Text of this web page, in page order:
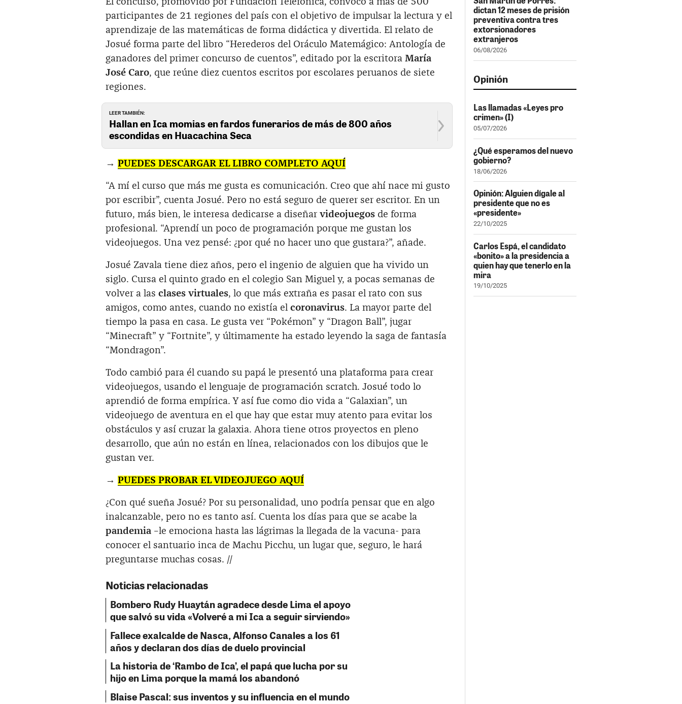
participantes de 21 regiones del país con el objetivo de impulsar la lectura y el
aprendizaje de las matemáticas de forma didáctica y divertida. El relato de
Josué forma parte del libro “Herederos del Oráculo Matemágico: Antología de
ganadores del primer concurso de cuentos”, editado por la escritora María
José Caro, que reúne diez cuentos escritos por escolares peruanos de siete
regiones.
LEER TAMBIÉN:
Hallan en Ica momias en fardos funerarios de más de 800 años
escondidas en Huacachina Seca
→ PUEDES DESCARGAR EL LIBRO COMPLETO AQUÍ
“A mí el curso que más me gusta es comunicación. Creo que ahí nace mi gusto
por escribir”, cuenta Josué. Pero no está seguro de querer ser escritor. En un
futuro, más bien, le interesa dedicarse a diseñar videojuegos de forma
profesional. “Aprendí un poco de programación porque me gustan los
videojuegos. Una vez pensé: ¿por qué no hacer uno que gustara?”, añade.
Josué Zavala tiene diez años, pero el ingenio de alguien que ha vivido un
siglo. Cursa el quinto grado en el colegio San Miguel y, a pocas semanas de
volver a las clases virtuales, lo que más extraña es pasar el rato con sus
amigos, como antes, cuando no existía el coronavirus. La mayor parte del
tiempo la pasa en casa. Le gusta ver “Pokémon” y “Dragon Ball”, jugar
“Minecraft” y “Fortnite”, y últimamente ha estado leyendo la saga de fantasía
“Mondragon”.
Todo cambió para él cuando su papá le presentó una plataforma para crear
videojuegos, usando el lenguaje de programación scratch. Josué todo lo
aprendió de forma empírica. Y así fue como dio vida a “Galaxian”, un
videojuego de aventura en el que hay que estar muy atento para evitar los
obstáculos y así cruzar la galaxia. Ahora tiene otros proyectos en pleno
desarrollo, que aún no están en línea, relacionados con los dibujos que le
gustan ver.
→ PUEDES PROBAR EL VIDEOJUEGO AQUÍ
¿Con qué sueña Josué? Por su personalidad, uno podría pensar que en algo
inalcanzable, pero no es tanto así. Cuenta los días para que se acabe la
pandemia –le emociona hasta las lágrimas la llegada de la vacuna- para
conocer el santuario inca de Machu Picchu, un lugar que, seguro, le hará
preguntarse muchas cosas. //
Noticias relacionadas
Bombero Rudy Huaytán agradece desde Lima el apoyo
que salvó su vida «Volveré a mi Ica a seguir sirviendo»
Fallece exalcalde de Nasca, Alfonso Canales a los 61
años y declaran dos días de duelo provincial
La historia de ‘Rambo de Ica’, el papá que lucha por su
hijo en Lima porque la mamá los abandonó
Blaise Pascal: sus inventos y su influencia en el mundo
dictan 12 meses de prisión
preventiva contra tres
extorsionadores
extranjeros
06/08/2026
Opinión
Las llamadas «Leyes pro
crimen» (I)
05/07/2026
¿Qué esperamos del nuevo
gobierno?
18/06/2026
Opinión: Alguien dígale al
presidente que no es
«presidente»
22/10/2025
Carlos Espá, el candidato
«bonito» a la presidencia a
quien hay que tenerlo en la
mira
19/10/2025